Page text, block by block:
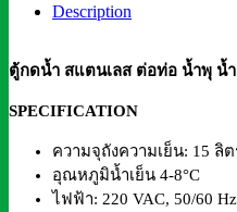
แตน
ต่อ
Description
ตู้กดน้ำ สแตนเลส ต่อท่อ น้ำพุ น้ำ
SPECIFICATION
ความจุถังความเย็น: 15 ลิต
อุณหภูมิน้ำเย็น 4-8°C
ไฟฟ้า: 220 VAC, 50/60 Hz